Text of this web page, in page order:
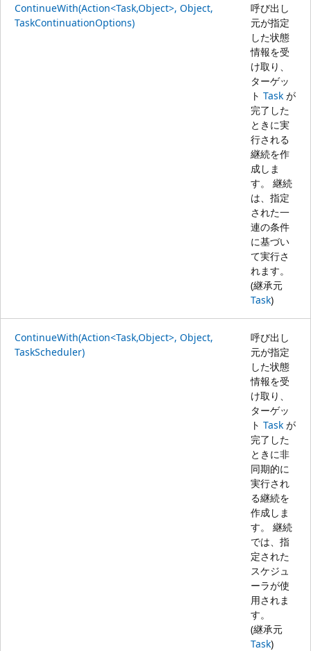
ContinueWith(Action<Task,Object>, Object,
TaskContinuationOptions)
呼び出し
元が指定
した状態
情報を受
け取り、
ターゲッ
ト Task が
完了した
ときに実
行される
継続を作
成しま
す。 継続
は、指定
された一
連の条件
に基づい
て実行さ
れます。
(継承元
Task)
ContinueWith(Action<Task,Object>, Object,
TaskScheduler)
呼び出し
元が指定
した状態
情報を受
け取り、
ターゲッ
ト Task が
完了した
ときに非
同期的に
実行され
る継続を
作成しま
す。 継続
では、指
定された
スケジュ
ーラが使
用されま
す。
(継承元
Task)